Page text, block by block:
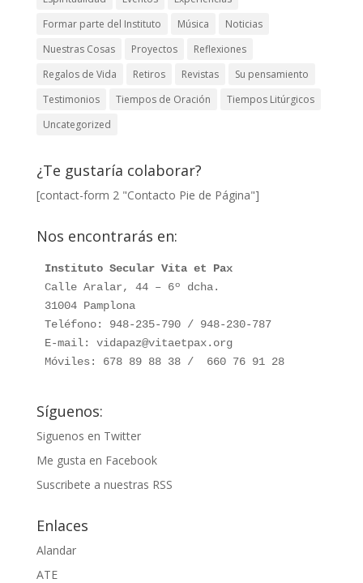
Formar parte del Instituto
Música
Noticias
Nuestras Cosas
Proyectos
Reflexiones
Regalos de Vida
Retiros Revistas
Su pensamiento
Testimonios
Tiempos de Oración
Tiempos Litúrgicos
Uncategorized
¿Te gustaría colaborar?
[contact-form 2 "Contacto Pie de Página"]
Nos encontrarás en:
Instituto Secular Vita et Pax
Calle Aralar, 44 – 6º dcha.
31004 Pamplona
Teléfono: 948-235-790 / 948-230-787
E-mail: vidapaz@vitaetpax.org
Móviles: 678 89 88 38 /  660 76 91 28
Síguenos:
Siguenos en Twitter
Me gusta en Facebook
Suscribete a nuestras RSS
Enlaces
Alandar
ATE